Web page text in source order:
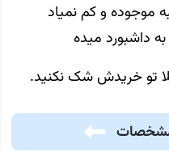
داشبورد میده
تو خریدش شک نکنید.